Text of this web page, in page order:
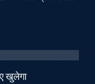
खुलेगा